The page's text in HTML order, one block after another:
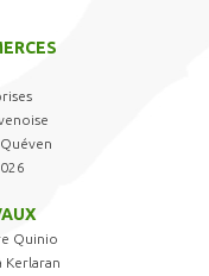
Quinio